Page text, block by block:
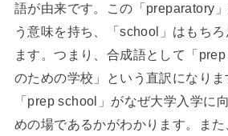
語が由来です。この「preparatory
う意味を持ち、「school」はもち
ます。つまり、合成語として「
のための学校」という直訳になりま
「prep school」がなぜ大学入学に
めの場であるかがわかります。ま